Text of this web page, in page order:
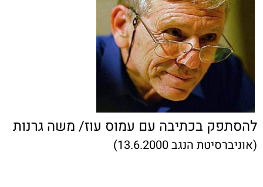
להסתפק בכתיבה עם עמוס עוז/ משה גרנות
(אוניברסיטת הנגב 13.6.2000)